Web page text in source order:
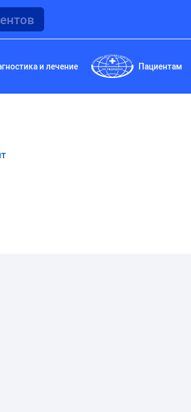
и лечение Пациентам